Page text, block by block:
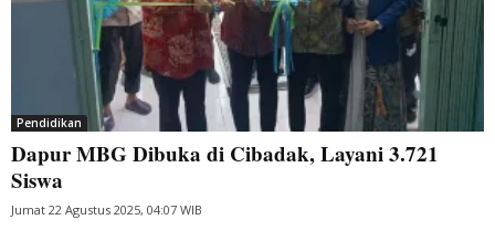
Pendidikan
Dapur MBG Dibuka di Cibadak, Layani 3.721
Siswa
Jumat 22 Agustus 2025, 04:07 WIB